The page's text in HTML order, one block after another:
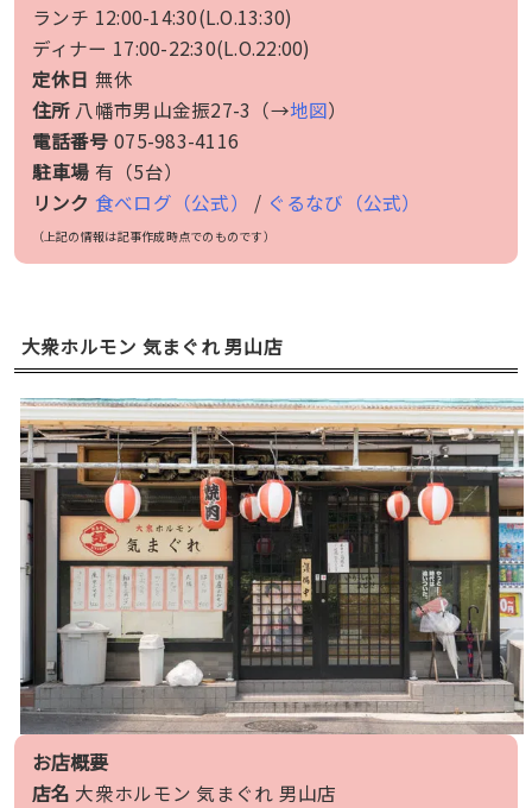
ランチ 12:00-14:30(L.O.13:30)
ディナー 17:00-22:30(L.O.22:00)
定休日 無休
住所 八幡市男山金振27-3（→地図）
電話番号 075-983-4116
駐車場 有（5台）
リンク 食べログ（公式） / ぐるなび（公式）
（上記の情報は記事作成時点でのものです）
大衆ホルモン 気まぐれ 男山店
お店概要
店名 大衆ホルモン 気まぐれ 男山店